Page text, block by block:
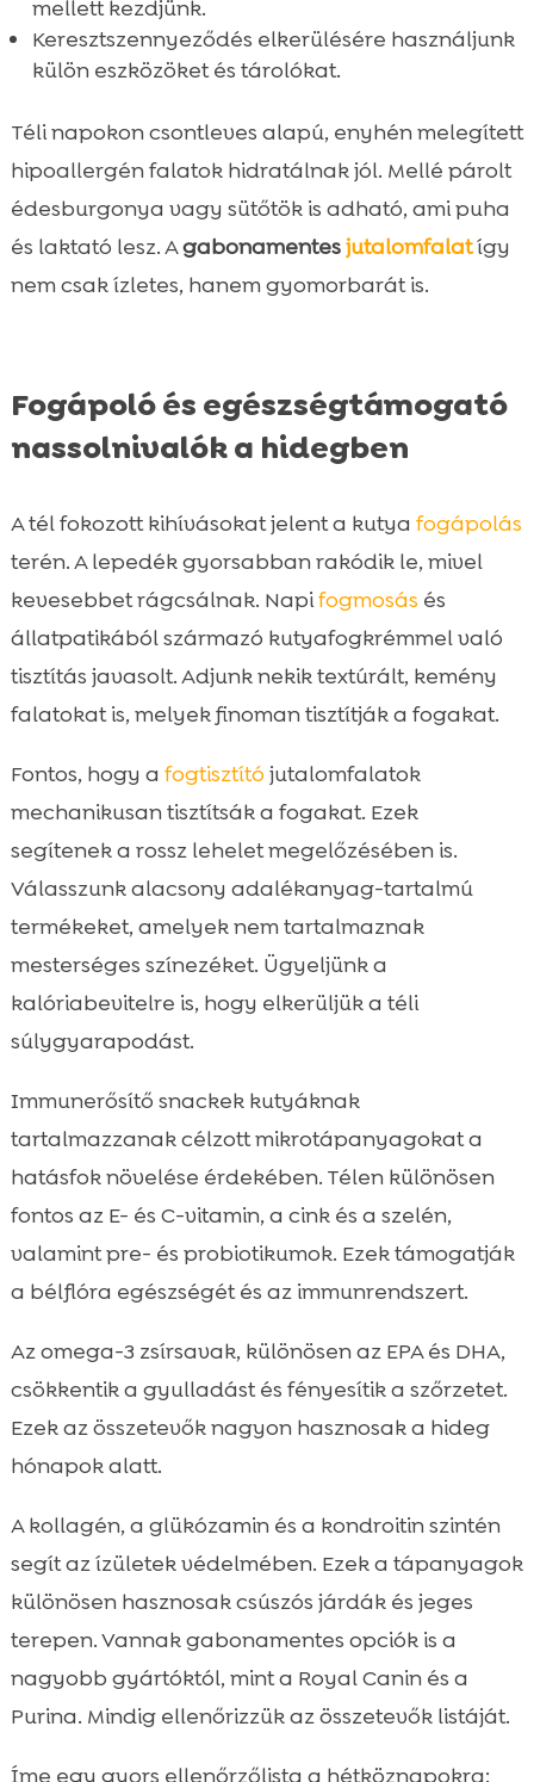
mellett kezdjünk.
Keresztszennyeződés elkerülésére használjunk
külön eszközöket és tárolókat.
Téli napokon csontleves alapú, enyhén melegített
hipoallergén falatok hidratálnak jól. Mellé párolt
édesburgonya vagy sütőtök is adható, ami puha
és laktató lesz. Agabonamentesjutalomfalatígy
nem csak ízletes, hanem gyomorbarát is.
Fogápoló és egészségtámogató
nassolnivalók a hidegben
A tél fokozott kihívásokat jelent a kutya fogápolás
terén. A lepedék gyorsabban rakódik le, mivel
kevesebbet rágcsálnak. Napifogmosás és
állatpatikából származó kutyafogkrémmel való
tisztítás javasolt. Adjunk nekik textúrált, kemény
falatokat is, melyek finoman tisztítják a fogakat.
Fontos, hogy a fogtisztító jutalomfalatok
mechanikusan tisztítsák a fogakat. Ezek
segítenek a rossz lehelet megelőzésében is.
Válasszunk alacsony adalékanyag-tartalmú
termékeket, amelyek nem tartalmaznak
mesterséges színezéket. Ügyeljünk a
kalóriabevitelre is, hogy elkerüljük a téli
súlygyarapodást.
Immunerősítő snackek kutyáknak
tartalmazzanak célzott mikrotápanyagokat a
hatásfok növelése érdekében. Télen különösen
fontos az E- és C-vitamin, a cink és a szelén,
valamint pre- és probiotikumok. Ezek támogatják
a bélflóra egészségét és az immunrendszert.
Az omega-3 zsírsavak, különösen az EPA és DHA,
csökkentik a gyulladást és fényesítik a szőrzetet.
Ezek az összetevők nagyon hasznosak a hideg
hónapok alatt.
A kollagén, a glükózamin és a kondroitin szintén
segít az ízületek védelmében. Ezek a tápanyagok
különösen hasznosak csúszós járdák és jeges
terepen. Vannak gabonamentes opciók is a
nagyobb gyártóktól, mint a Royal Canin és a
Purina. Mindig ellenőrizzük az összetevők listáját.